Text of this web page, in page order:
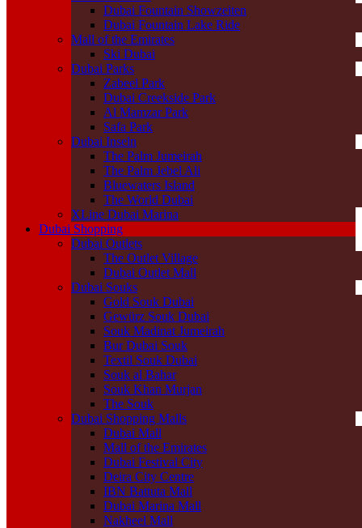
Dubai Fountain Showzeiten
Dubai Fountain Lake Ride
Mall of the Emirates
Ski Dubai
Dubai Parks
Zabeel Park
Dubai Creekside Park
Al Mamzar Park
Safa Park
Dubai Inseln
The Palm Jumeirah
The Palm Jebel Ali
Bluewaters Island
The World Dubai
XLine Dubai Marina
Dubai Shopping
Dubai Outlets
The Outlet Village
Dubai Outlet Mall
Dubai Souks
Gold Souk Dubai
Gewürz Souk Dubai
Souk Madinat Jumeirah
Bur Dubai Souk
Textil Souk Dubai
Souk al Bahar
Souk Khan Murjan
The Souk
Dubai Shopping Malls
Dubai Mall
Mall of the Emirates
Dubai Festival City
Deira City Centre
IBN Battuta Mall
Dubai Marina Mall
Nakheel Mall